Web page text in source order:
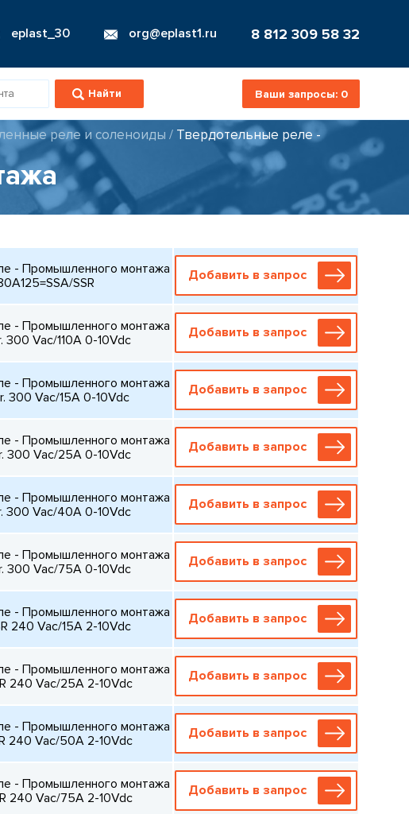
eplast_30 org@eplast1.ru 8 812 309 58 32
Ваши запросы: 0
реле и соленоиды / Твердотельные реле -
- Промышленного монтажа
SSR
Добавить в запрос
- Промышленного монтажа
300 Vac/110A 0-10Vdc
Добавить в запрос
- Промышленного монтажа
300 Vac/15A 0-10Vdc
Добавить в запрос
- Промышленного монтажа
300 Vac/25A 0-10Vdc
Добавить в запрос
- Промышленного монтажа
300 Vac/40A 0-10Vdc
Добавить в запрос
- Промышленного монтажа
300 Vac/75A 0-10Vdc
Добавить в запрос
- Промышленного монтажа
240 Vac/15A 2-10Vdc
Добавить в запрос
- Промышленного монтажа
240 Vac/25A 2-10Vdc
Добавить в запрос
- Промышленного монтажа
240 Vac/50A 2-10Vdc
Добавить в запрос
- Промышленного монтажа
240 Vac/75A 2-10Vdc
Добавить в запрос